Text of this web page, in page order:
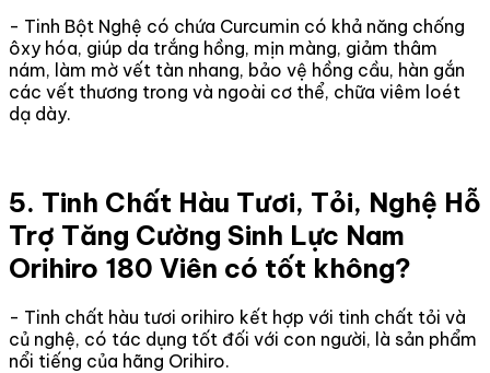
- Tinh Bột Nghệ có chứa Curcumin có khả năng chống
ôxy hóa, giúp da trắng hồng, mịn màng, giảm thâm
nám, làm mờ vết tàn nhang, bảo vệ hồng cầu, hàn gắn
các vết thương trong và ngoài cơ thể, chữa viêm loét
dạ dày.
5. Tinh Chất Hàu Tươi, Tỏi, Nghệ Hỗ
Trợ Tăng Cường Sinh Lực Nam
Orihiro 180 Viên có tốt không?
- Tinh chất hàu tươi orihiro kết hợp với tinh chất tỏi và
củ nghệ, có tác dụng tốt đối với con người, là sản phẩm
nổi tiếng của hãng Orihiro.